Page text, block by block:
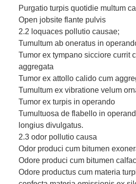
Purgatio turpis quotidie multum
Open jobsite flante pulvis
2.2 loquaces pollutio causae;
Tumultum ab oneratus in
Tumor ex tympano sicciore currit
aggregata
Tumor ex attollo calido cum
Tumultum ex vibratione velum
Tumor ex turpis in operando
Tumultuosa de flabello in
longius divulgatus.
2.3 odor pollutio causa
Odor produci cum bitumen
Odore produci cum bitumen
Odore productus cum materia